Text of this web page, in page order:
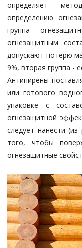
определяет
определению
группа
огнезащитным
допускают потерю
9%, вторая группа -
Антипирены
или готового
упаковке с
огнезащитной
следует нанести
того, чтобы
огнезащитные